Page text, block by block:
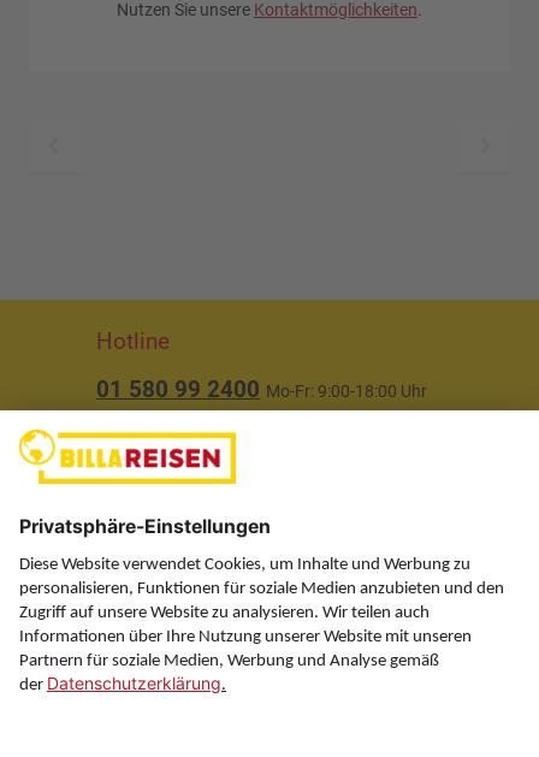
Nutzen Sie unsere Kontaktmöglichkeiten.
Hotline
01 580 99 2400 Mo-Fr: 9:00-18:00 Uhr
Über uns
Service
Information
Folgen Sie uns auf